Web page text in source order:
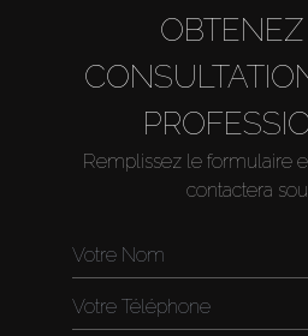
About Us
Remplissez le formulaire
contactera